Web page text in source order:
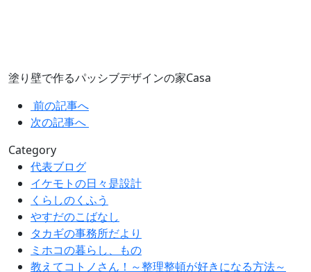
塗り壁で作るパッシブデザインの家Casa
前の記事へ
次の記事へ
Category
代表ブログ
イケモトの日々是設計
くらしのくふう
やすだのこばなし
タカギの事務所だより
ミホコの暮らし、もの
教えてコトノさん！～整理整頓が好きになる方法～